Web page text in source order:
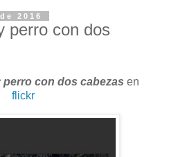
2016
perro con dos
con dos cabezas en
flickr